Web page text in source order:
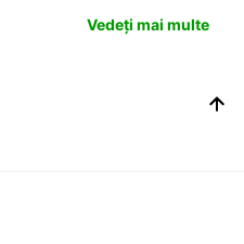
Vedeți mai multe